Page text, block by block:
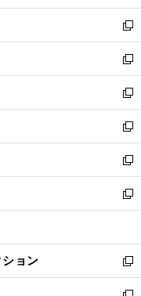
開
く
ウ
で
開
く
ン
ド
ウ
で
開
く
新
し
い
ウ
ィ
ン
ド
ウ
で
開
く
新
し
い
ウ
ィ
ン
ド
ウ
で
開
新
し
い
ウ
ィ
ン
ド
ウ
開
く
新
し
い
ウ
ィ
ン
ウ
で
開
新
し
い
ウ
ン
ド
ウ
新
し
ウ
ィ
ン
ョン
新
し